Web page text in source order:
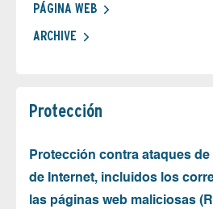
PÁGINA WEB
ARCHIVE
Protección
Protección contra ataques
de Internet, incluidos los
las páginas web maliciosas